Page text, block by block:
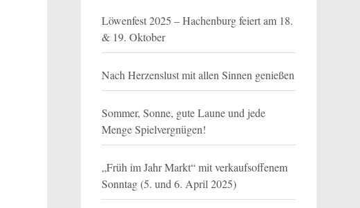
Löwenfest 2025 – Hachenburg feiert am 18.
& 19. Oktober
Nach Herzenslust mit allen Sinnen genießen
Sommer, Sonne, gute Laune und jede
Menge Spielvergnügen!
„Früh im Jahr Markt“ mit verkaufsoffenem
Sonntag (5. und 6. April 2025)